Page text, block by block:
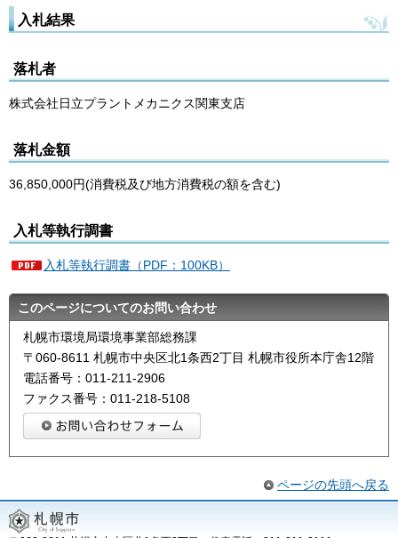
入札結果
落札者
株式会社日立プラントメカニクス関東支店
落札金額
36,850,000円(消費税及び地方消費税の額を含む)
入札等執行調書
入札等執行調書（PDF：100KB）
このページについてのお問い合わせ
札幌市環境局環境事業部総務課
〒060-8611 札幌市中央区北1条西2丁目 札幌市役所本庁舎12階
電話番号：011-211-2906
ファクス番号：011-218-5108
ページの先頭へ戻る